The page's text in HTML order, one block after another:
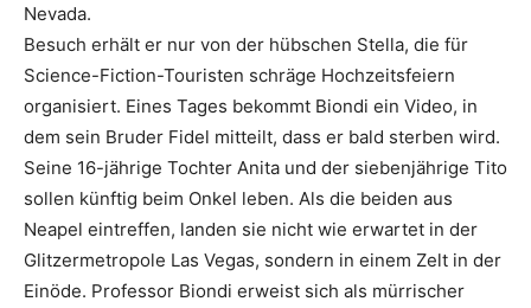
Nevada.
Besuch erhält er nur von der hübschen Stella, die für
Science-Fiction-Touristen schräge Hochzeitsfeiern
organisiert. Eines Tages bekommt Biondi ein Video, in
dem sein Bruder Fidel mitteilt, dass er bald sterben wird.
Seine 16-jährige Tochter Anita und der siebenjährige Tito
sollen künftig beim Onkel leben. Als die beiden aus
Neapel eintreffen, landen sie nicht wie erwartet in der
Glitzermetropole Las Vegas, sondern in einem Zelt in der
Einöde. Professor Biondi erweist sich als mürrischer